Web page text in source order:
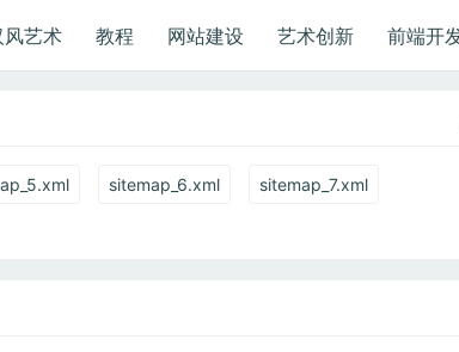
风艺术 教程 网站建设 艺术创新 前端开
sitemap_6.xml sitemap_7.xml